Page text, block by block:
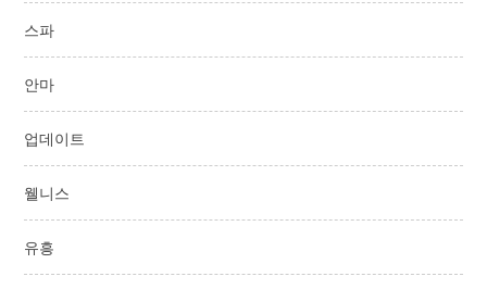
스파
안마
업데이트
웰니스
유흥